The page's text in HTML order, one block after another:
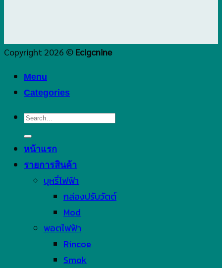
Copyright 2026 © Ecigcnine
Menu
Categories
Search
for:
หน้าแรก
รายการสินค้า
บุหรี่ไฟฟ้า
กล่องปรับวัตต์
Mod
พอตไฟฟ้า
Rincoe
Smok